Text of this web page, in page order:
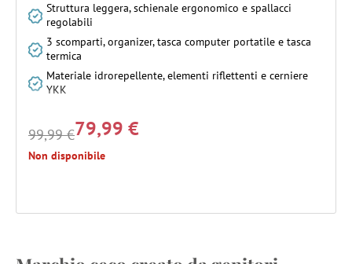
Struttura leggera, schienale ergonomico e spallacci
regolabili
3 scomparti, organizer, tasca computer portatile e tasca
termica
Materiale idrorepellente, elementi riflettenti e cerniere
YKK
99,99 €79,99 €
Non disponibile